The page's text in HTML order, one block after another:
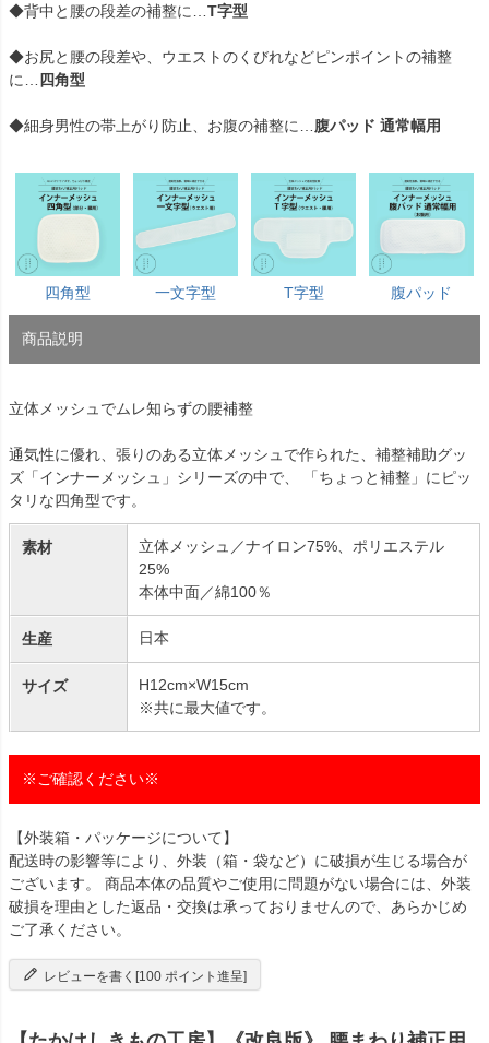
◆背中と腰の段差の補整に… T字型
◆お尻と腰の段差や、ウエストのくびれなどピンポイントの補整
に…
四角型
◆細身男性の帯上がり防止、お腹の補整に… 腹パッド 通常幅用
四角型 一文字型 T字型 腹パッド
商品説明
立体メッシュでムレ知らずの腰補整
通気性に優れ、張りのある立体メッシュで作られた、補整補助グッ
ズ「インナーメッシュ」シリーズの中で、 「ちょっと補整」にピッ
タリな四角型です。
素材
立体メッシュ／ナイロン75%、ポリエステル
25%
本体中面／綿100％
生産 日本
サイズ
H12cm×W15cm
※共に最大値です。
※ご確認ください※
【外装箱・パッケージについて】
配送時の影響等により、外装（箱・袋など）に破損が生じる場合が
ございます。 商品本体の品質やご使用に問題がない場合には、外装
破損を理由とした返品・交換は承っておりませんので、あらかじめ
ご了承ください。
レビューを書く[100 ポイント進呈]